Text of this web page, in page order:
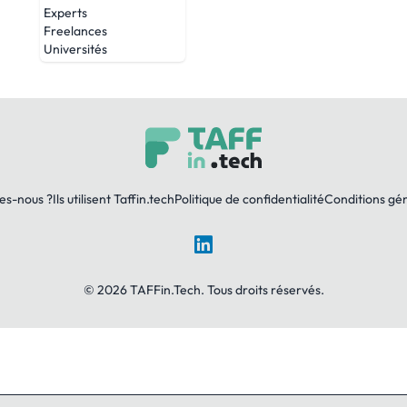
Experts
Freelances
Universités
nous ?Ils utilisent Taffin.techPolitique de confidentialitéConditions
LinkedIn
© 2026 TAFFin.Tech. Tous droits réservés.